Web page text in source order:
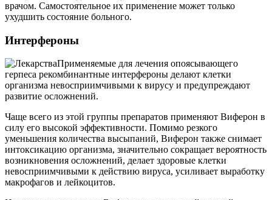
врачом. Самостоятельное их применение может только
ухудшить состояние больного.
Интерфероны
Применяемые для лечения опоясывающего
герпеса рекомбинантные интерфероны делают клетки
организма невосприимчивыми к вирусу и предупреждают
развитие осложнений.
Чаще всего из этой группы препаратов применяют Виферон в
силу его высокой эффективности. Помимо резкого
уменьшения количества высыпаний, Виферон также снимает
интоксикацию организма, значительно сокращает вероятность
возникновения осложнений, делает здоровые клетки
невосприимчивыми к действию вируса, усиливает выработку
макрофагов и лейкоцитов.